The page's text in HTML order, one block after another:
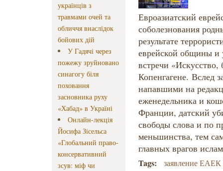
українців з
травмами очей та
обличчя внаслідок
бойових дій
У Гадячі через
пожежу зруйновано
синагогу біля
поховання
засновника руху
«Хабад» в Україні
Онлайн-лекція
Йосифа Зісельса
«Глобальний право-
консервативний
зсув: міф чи
Евроазиатский
соболезнования
результате
еврейской общины и
встречи «Искусство,
Копенгагене. Вслед
напавшими на
еженедельника и
Франции, датский
свободы слова и по
меньшинства, тем
главных врагов
Tags: заявление ЕАЕК